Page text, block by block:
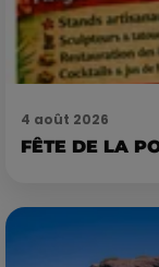
4 août 2026
FÊTE DE LA